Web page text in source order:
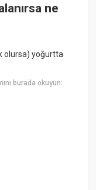
ne
olursa) yoğurtta
burada okuyun: